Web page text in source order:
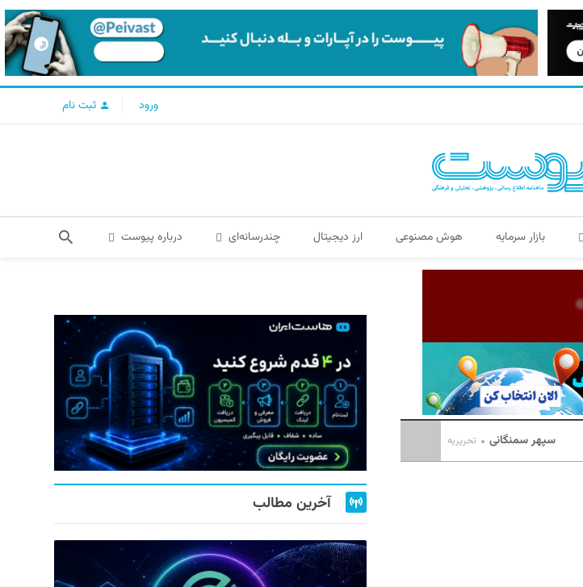
ورود ثبت نام
بازار سرمایه هوش مصنوعی ارز دیجیتال چندرسانه‌ای درباره پیوست
سپهر سمنگانی تحریریه
آخرین مطالب